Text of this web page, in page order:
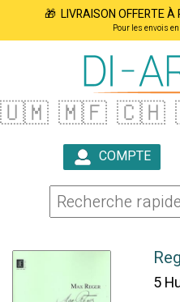
🎁 LIVRAISON OFFERTE
Pour les envois
🇺🇲 🇲🇫 🇨🇭
COMPTE
5